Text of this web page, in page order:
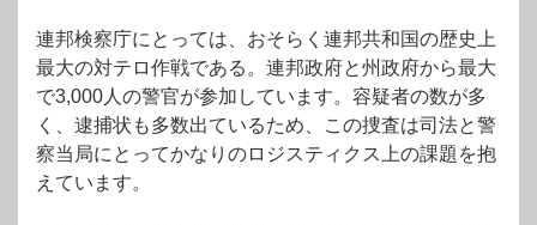
連邦検察庁にとっては、おそらく連邦共和国の歴史上
最大の対テロ作戦である。連邦政府と州政府から最大
で3,000人の警官が参加しています。容疑者の数が多
く、逮捕状も多数出ているため、この捜査は司法と警
察当局にとってかなりのロジスティクス上の課題を抱
えています。